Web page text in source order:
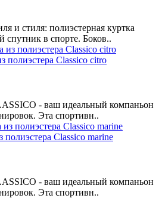
и стиля: полиэстерная куртка
в спорте. Боков..
полиэстера Classico citro
- ваш идеальный компаньон
Эта спортивн..
Classico marine
- ваш идеальный компаньон
Эта спортивн..